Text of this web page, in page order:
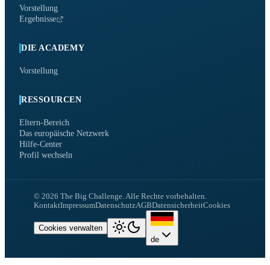
Vorstellung
Ergebnisse
DIE ACADEMY
Vorstellung
RESSOURCEN
Eltern-Bereich
Das europäische Netzwerk
Hilfe-Center
Profil wechseln
© 2026 The Big Challenge.Alle Rechte vorbehalten.
KontaktImpressumDatenschutzAGBDatensicherheitCookies
Cookies verwalten
de